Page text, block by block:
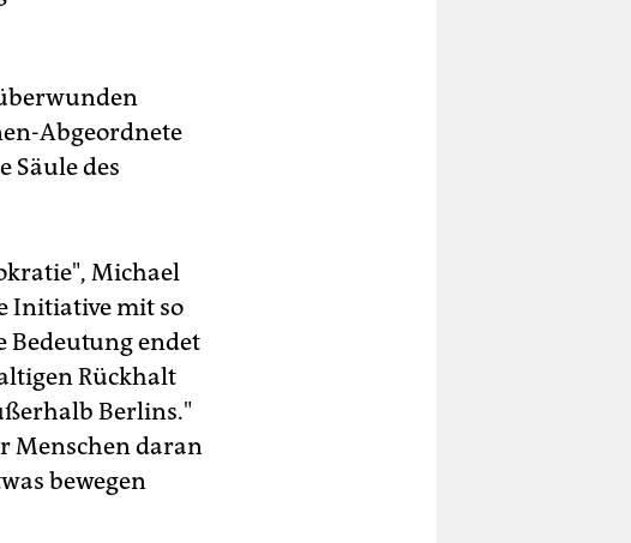
Abgeordnete
Säule des
Michael
Initiative mit so
Bedeutung endet
Rückhalt
Berlins."
Menschen daran
bewegen